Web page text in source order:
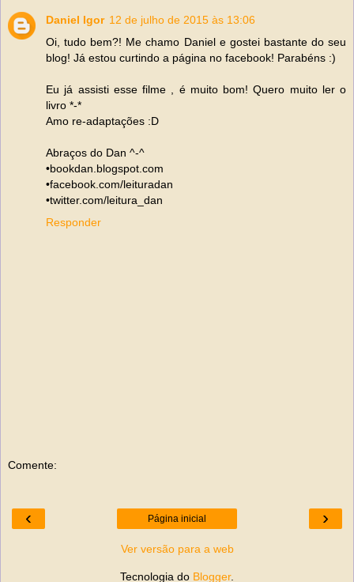
Daniel Igor 12 de julho de 2015 às 13:06
Oi, tudo bem?! Me chamo Daniel e gostei bastante do seu
blog! Já estou curtindo a página no facebook! Parabéns :)
Eu já assisti esse filme , é muito bom! Quero muito ler o
livro *-*
Amo re-adaptações :D
Abraços do Dan ^-^
•bookdan.blogspot.com
•facebook.com/leituradan
•twitter.com/leitura_dan
Responder
Comente:
‹ ›
Página inicial
Ver versão para a web
Tecnologia do Blogger.